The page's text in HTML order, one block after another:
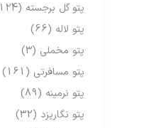
پتو گل برجسته (124)
پتو لاله (66)
پتو مخملی (3)
پتو مسافرتی (161)
پتو نرمینه (89)
پتو نگاریزد (32)